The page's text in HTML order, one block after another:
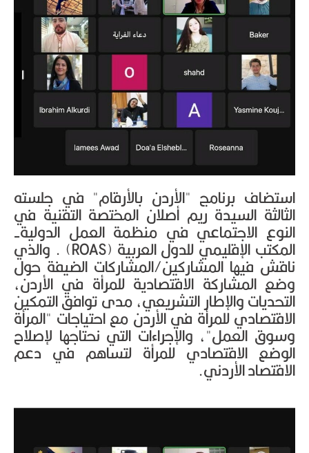
استضاف برنامج "الأردن بالأرقام" في جلسته
الثالثة السيدة ريم أصلان المختصة التقنية في
النوع الاجتماعي في منظمة العمل الدولية-
المكتب الإقليمي للدول العربية (ROAS) . والذي
ناقش فيها المشاركين/المشاركات الضيفة حول
وضع المشاركة الاقتصادية للمرأة في الأردن،
التحديات والإطار التشريعي، مدى توافق التمكين
الاقتصادي للمرأة في الأردن مع احتياجات "المرأة
وسوق العمل"، والإجراءات التي نحتاجها لإصلاح
الوضع الاقتصادي للمرأة لتساهم في دعم
الاقتصاد الأردني.